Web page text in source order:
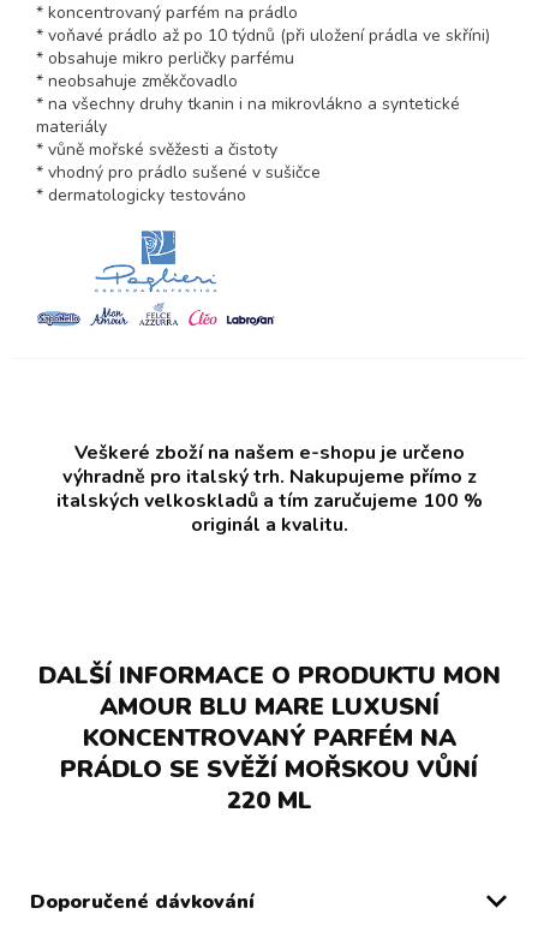
* koncentrovaný parfém na prádlo
* voňavé prádlo až po 10 týdnů (při uložení prádla ve skříni)
* obsahuje mikro perličky parfému
* neobsahuje změkčovadlo
* na všechny druhy tkanin i na mikrovlákno a syntetické
materiály
* vůně mořské svěžesti a čistoty
* vhodný pro prádlo sušené v sušičce
* dermatologicky testováno
Veškeré zboží na našem e-shopu je určeno
výhradně pro italský trh. Nakupujeme přímo z
italských velkoskladů a tím zaručujeme 100 %
originál a kvalitu.
DALŠÍ INFORMACE O PRODUKTU MON
AMOUR BLU MARE LUXUSNÍ
KONCENTROVANÝ PARFÉM NA
PRÁDLO SE SVĚŽÍ MOŘSKOU VŮNÍ
220 ML
Doporučené dávkování